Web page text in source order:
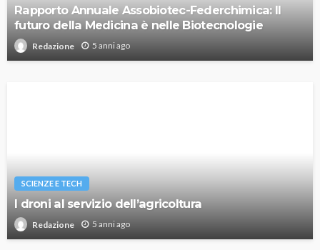
Rapporto Annuale Assobiotec-Federchimica: Il
futuro della Medicina è nelle Biotecnologie
Redazione 5 anni ago
SCIENZE E TECH
I droni al servizio dell’agricoltura
Redazione 5 anni ago